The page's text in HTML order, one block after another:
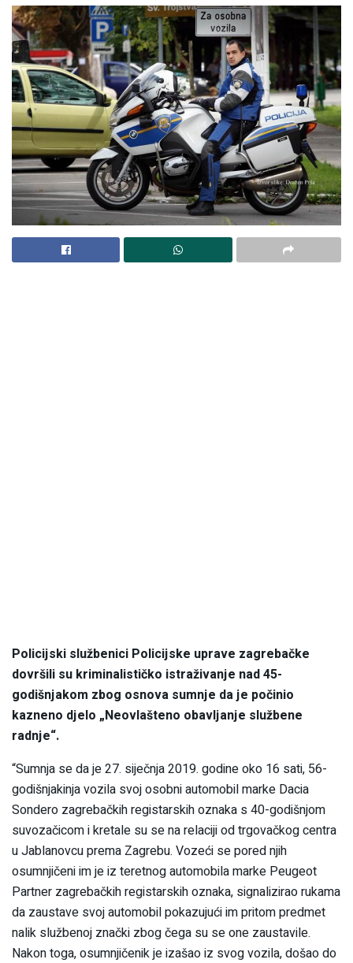
Policijski službenici Policijske uprave zagrebačke
dovršili su kriminalističko istraživanje nad 45-
godišnjakom zbog osnova sumnje da je počinio
kazneno djelo „Neovlašteno obavljanje službene
radnje“.
“Sumnja se da je 27. siječnja 2019. godine oko 16 sati, 56-
godišnjakinja vozila svoj osobni automobil marke Dacia
Sondero zagrebačkih registarskih oznaka s 40-godišnjom
suvozačicom i kretale su se na relaciji od trgovačkog centra
u Jablanovcu prema Zagrebu. Vozeći se pored njih
osumnjičeni im je iz teretnog automobila marke Peugeot
Partner zagrebačkih registarskih oznaka, signalizirao rukama
da zaustave svoj automobil pokazujući im pritom predmet
nalik službenoj znački zbog čega su se one zaustavile.
Nakon toga, osumnjičenik je izašao iz svog vozila, došao do